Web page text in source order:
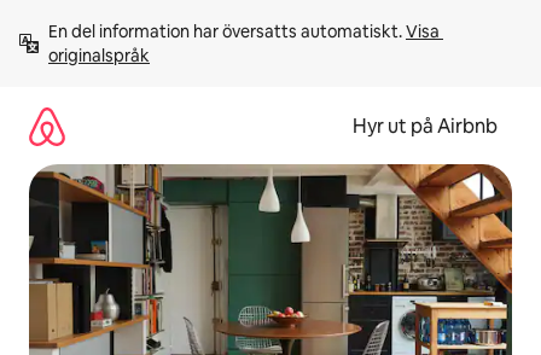
innehåll
En del information har översatts automatiskt. Visa
originalspråk
Hyr ut på Airbnb